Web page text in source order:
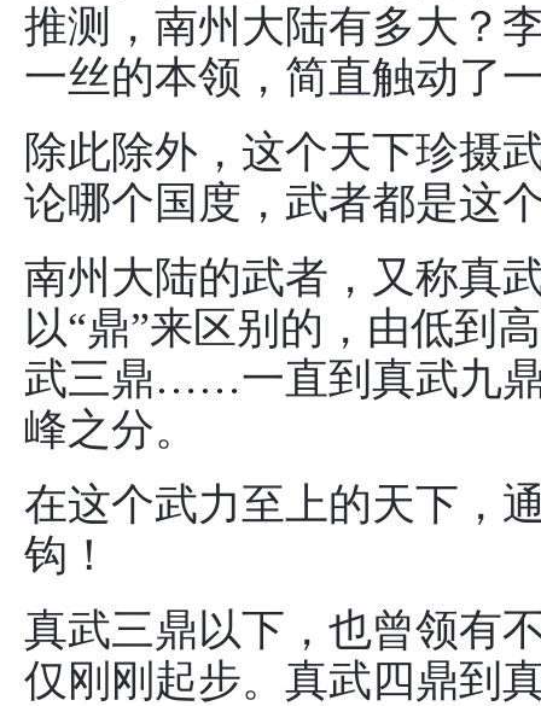
推测，南州大陆有多大？
一丝的本领，简直触动了
除此除外，这个天下珍摄
论哪个国度，武者都是这
南州大陆的武者，又称真
以“鼎”来区别的，由低到
武三鼎……一直到真武九
峰之分。
在这个武力至上的天下，
钩！
真武三鼎以下，也曾领有
仅刚刚起步。真武四鼎到